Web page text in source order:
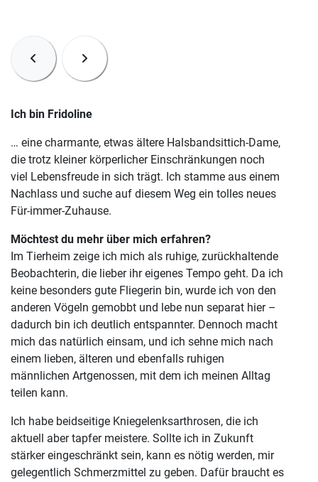
Ich bin Fridoline
… eine charmante, etwas ältere Halsbandsittich-Dame,
die trotz kleiner körperlicher Einschränkungen noch
viel Lebensfreude in sich trägt. Ich stamme aus einem
Nachlass und suche auf diesem Weg ein tolles neues
Für-immer-Zuhause.
Möchtest du mehr über mich erfahren?
Im Tierheim zeige ich mich als ruhige, zurückhaltende
Beobachterin, die lieber ihr eigenes Tempo geht. Da ich
keine besonders gute Fliegerin bin, wurde ich von den
anderen Vögeln gemobbt und lebe nun separat hier –
dadurch bin ich deutlich entspannter. Dennoch macht
mich das natürlich einsam, und ich sehne mich nach
einem lieben, älteren und ebenfalls ruhigen
männlichen Artgenossen, mit dem ich meinen Alltag
teilen kann.
Ich habe beidseitige Kniegelenksarthrosen, die ich
aktuell aber tapfer meistere. Sollte ich in Zukunft
stärker eingeschränkt sein, kann es nötig werden, mir
gelegentlich Schmerzmittel zu geben. Dafür braucht es